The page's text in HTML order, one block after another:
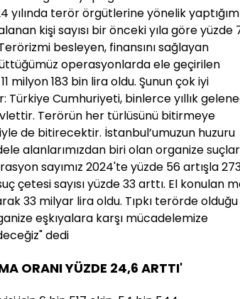
yılında terör örgütlerine yönelik
kişi sayısı bir önceki yıla göre yüzde
besleyen, finansını sağlayan
operasyonlarda ele geçirilen
milyon 183 bin lira oldu. Şunun çok iyi
Türkiye Cumhuriyeti, binlerce yıllık
Terörün her türlüsünü bitirmeye
de bitirecektir. İstanbul’umuzun huzuru
alanlarımızdan biri olan organize
sayımız 2024'te yüzde 56 artışla
çetesi sayısı yüzde 33 arttı. El konulan
33 milyar lira oldu. Tıpkı terörde olduğu
eşkıyalara karşı mücadelemize
dedi
ORANI YÜZDE 24,6 ARTTI'